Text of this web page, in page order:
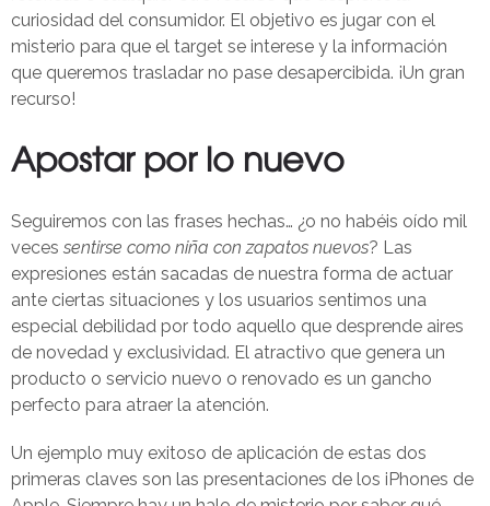
curiosidad del consumidor. El objetivo es jugar con el
misterio para que el target se interese y la información
que queremos trasladar no pase desapercibida. ¡Un gran
recurso!
Apostar por lo nuevo
Seguiremos con las frases hechas… ¿o no habéis oído mil
veces sentirse como niña con zapatos nuevos? Las
expresiones están sacadas de nuestra forma de actuar
ante ciertas situaciones y los usuarios sentimos una
especial debilidad por todo aquello que desprende aires
de novedad y exclusividad. El atractivo que genera un
producto o servicio nuevo o renovado es un gancho
perfecto para atraer la atención.
Un ejemplo muy exitoso de aplicación de estas dos
primeras claves son las presentaciones de los iPhones de